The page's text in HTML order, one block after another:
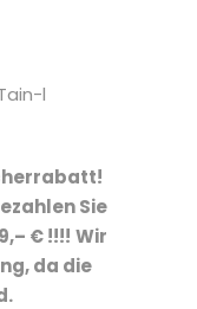
l
Sie
€ !!!! Wir
da die